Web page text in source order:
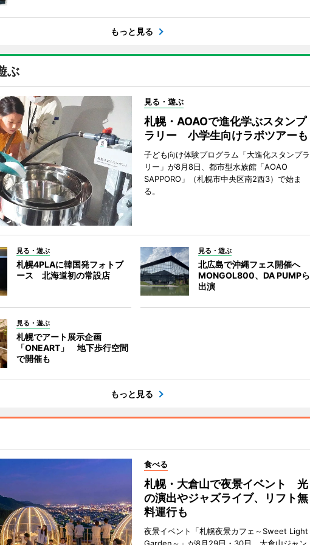
もっと見る
ぶ
見る・遊ぶ
札幌・AOAOで進化学ぶスタンプ
ラリー 小学生向けラボツアーも
子ども向け体験プログラム「大進化スタンプラ
リー」が8月8日、都市型水族館「AOAO
SAPPORO」（札幌市中央区南2西3）で始ま
る。
見る・遊ぶ
札幌4PLAに韓国発フォトブ
ース 北海道初の常設店
見る・遊ぶ
北広島で沖縄フェス開催へ
MONGOL800、DA PUMPら
出演
見る・遊ぶ
札幌でアート展示企画
「ONEART」 地下歩行空間
で開催も
もっと見る
食べる
札幌・大倉山で夜景イベント 光
の演出やジャズライブ、リフト無
料運行も
夜景イベント「札幌夜景カフェ～Sweet Light